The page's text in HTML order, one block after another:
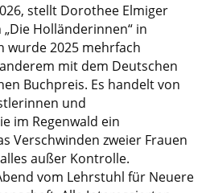
stellt Dorothee Elmiger
Holländerinnen“ in
wurde 2025 mehrfach
mit dem Deutschen
Buchpreis. Es handelt von
und
im Regenwald ein
Verschwinden zweier Frauen
außer Kontrolle.
vom Lehrstuhl für Neuere